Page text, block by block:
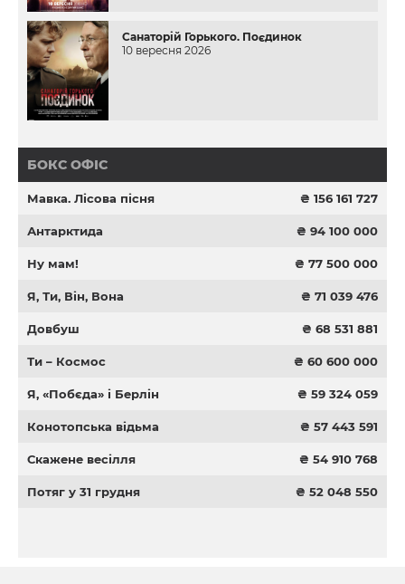
Санаторій Горького. Поєдинок
10 вересня 2026
БОКС ОФІС
Мавка. Лісова пісня ₴ 156 161 727
Антарктида ₴ 94 100 000
Ну мам! ₴ 77 500 000
Я, Ти, Він, Вона ₴ 71 039 476
Довбуш ₴ 68 531 881
Ти – Космос ₴ 60 600 000
Я, «Побєда» і Берлін ₴ 59 324 059
Конотопська відьма ₴ 57 443 591
Скажене весілля ₴ 54 910 768
Потяг у 31 грудня ₴ 52 048 550